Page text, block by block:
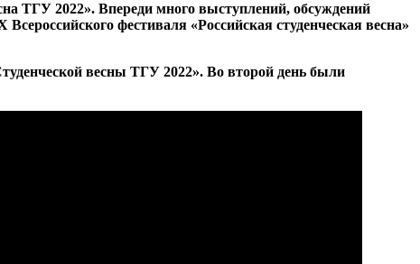
ТГУ 2022». Впереди много выступлений, обсуждений
Всероссийского фестиваля «Российская студенческая весна»
весны ТГУ 2022». Во второй день были